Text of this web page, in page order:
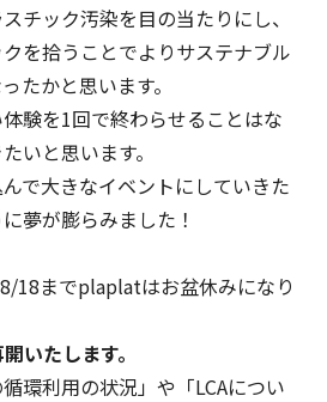
チック汚染を目の当たりにし、
を拾うことでよりサステナブル
たかと思います。
験を1回で終わらせることはな
いと思います。
で大きなイベントにしていきた
夢が膨らみました！
18までplaplatはお盆休みになり
いたします。
環利用の状況」や「LCAについ